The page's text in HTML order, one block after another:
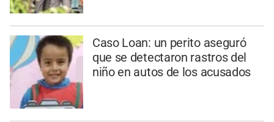
Caso Loan: un perito aseguró
que se detectaron rastros del
niño en autos de los acusados